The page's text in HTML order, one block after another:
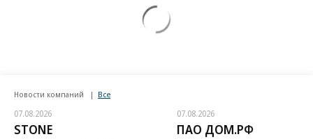
Новости компаний Все
07.08.2026
STONE
07.08.2026
ПАО ДОМ.РФ